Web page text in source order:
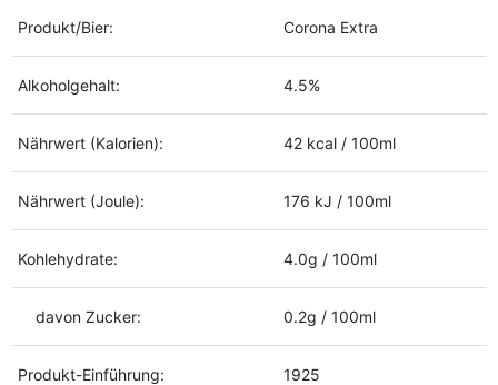
Produkt/Bier: Corona Extra
Alkoholgehalt: 4.5%
Nährwert (Kalorien): 42 kcal / 100ml
Nährwert (Joule): 176 kJ / 100ml
Kohlehydrate: 4.0g / 100ml
davon Zucker: 0.2g / 100ml
Produkt-Einführung: 1925